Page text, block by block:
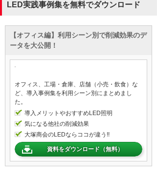
LED実践事例集を無料でダウンロード
【オフィス編】利用シーン別で削減効果のデ
ータを大公開！
オフィス、工場・倉庫、店舗（小売・飲食）な
ど、導入事例集を利用シーン別にまとめまし
た。
導入メリットやおすすめLED照明
気になる他社の削減効果
大塚商会のLEDならココが違う!!
資料をダウンロード（無料）